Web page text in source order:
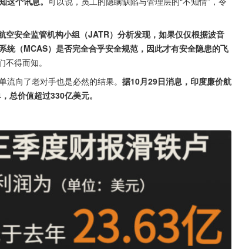
空安全监管机构小组（JATR）分析发现，如果仅仅根据波音
（MCAS）是否完全合乎安全规范，因此才有安全隐患的飞
得而知。
向了老对手也是必然的结果。 据10月29日消息，印度廉价航
总价值超过330亿美元。